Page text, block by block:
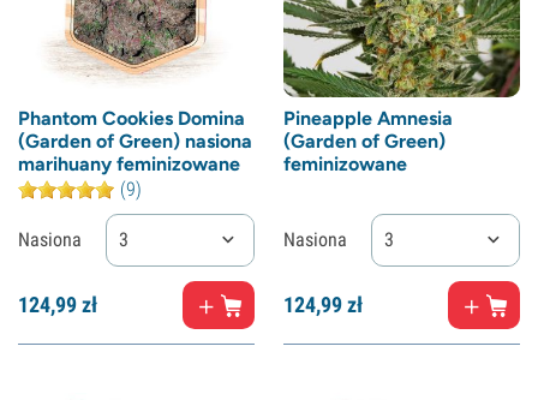
Phantom Cookies Domina
(Garden of Green) nasiona
marihuany feminizowane
(9)
Nasiona 3
124,99zł
Pineapple Amnesia
(Garden of Green)
feminizowane
Nasiona 3
124,99zł